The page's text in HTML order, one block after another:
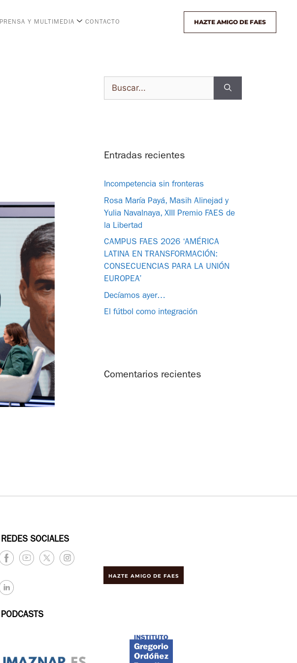
PRENSA Y MULTIMEDIA CONTACTO HAZTE AMIGO DE FAES
Entradas recientes
Incompetencia sin fronteras
Rosa María Payá, Masih Alinejad y
Yulia Navalnaya, XIII Premio FAES de
la Libertad
CAMPUS FAES 2026 ‘AMÉRICA
LATINA EN TRANSFORMACIÓN:
CONSECUENCIAS PARA LA UNIÓN
EUROPEA’
Decíamos ayer…
El fútbol como integración
Comentarios recientes
REDES SOCIALES
PODCASTS
HAZTE AMIGO DE FAES